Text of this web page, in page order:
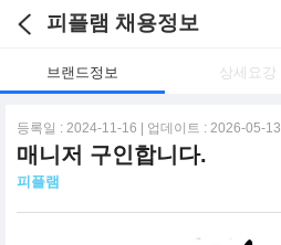
피플램 채용정보
브랜드정보 상세요강
등록일 : 2024-11-16 | 업데이트 : 2026-05-13
매니저 구인합니다.
피플램